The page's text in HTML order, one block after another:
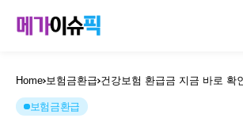
Home 보험금환급 건강보험 환급금 지금 바로 확
보험금환급